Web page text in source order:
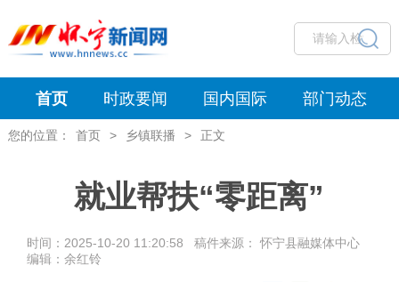
首页 时政要闻 国内国际 部门动态
您的位置： 首页 > 乡镇联播 > 正文
就业帮扶“零距离”
时间：2025-10-20 11:20:58 稿件来源： 怀宁县融媒体中心
编辑：余红铃